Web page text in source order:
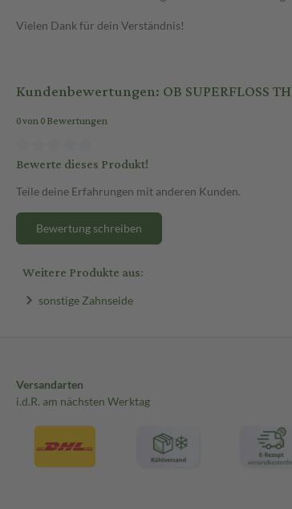
Vielen Dank für dein Verständnis!
Kundenbewertungen: OB SUPERFLOSS
0 von 0 Bewertungen
Bewerte dieses Produkt!
Teile deine Erfahrungen mit anderen Kunden.
Bewertung schreiben
Weitere Produkte aus:
sonstige Zahnseide
Versandarten
i.d.R. am nächsten Werktag